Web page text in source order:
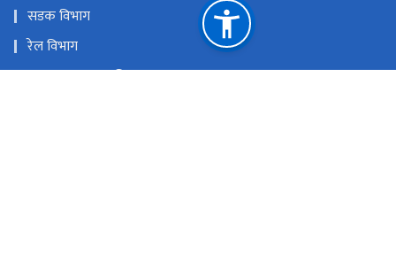
सडक विभाग
रेल विभाग
यातायात व्यवस्था विभाग